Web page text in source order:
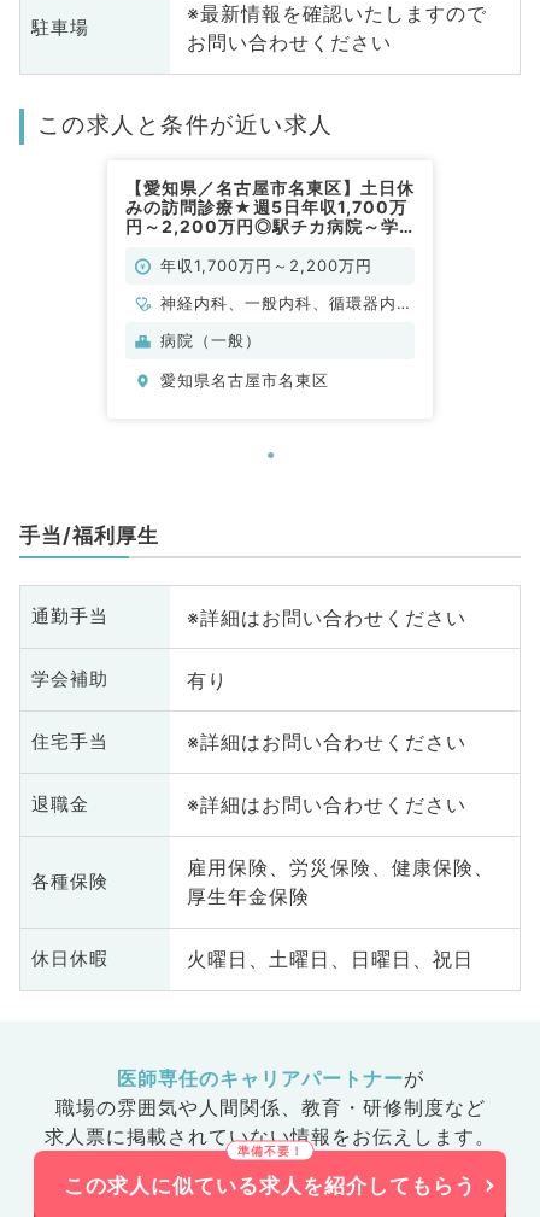
駐車場
※最新情報を確認いたしますので
お問い合わせください
この求人と条件が近い求人
【愛知県／名古屋市名東区】土日休
みの訪問診療★週5日年収1,700万
円～2,200万円◎駅チカ病院～学
勤）年収1,700万円～2,200万円
神経内科、一般内科、循環器内
科、呼吸器内科、消化器内科、内
内科
病院（一般）
愛知県名古屋市名東区
手当/福利厚生
通勤手当 ※詳細はお問い合わせください
学会補助 有り
住宅手当 ※詳細はお問い合わせください
退職金 ※詳細はお問い合わせください
各種保険
雇用保険、労災保険、健康保険、
厚生年金保険
休日休暇 火曜日、土曜日、日曜日、祝日
医師専任のキャリアパートナーが
職場の雰囲気や人間関係、 教育・研修制度など
求人票に掲載されていない情報をお伝えします。
この求人に似ている求人を紹介してもらう